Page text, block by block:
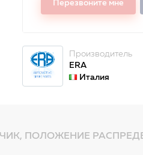
Перезвоните мне
Производитель
ERA
Италия
ПОЛОЖЕНИЕ